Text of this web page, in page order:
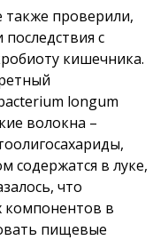
также проверили,
с
кишечника.
longum
волокна –
содержатся в луке,
что
компонентов в
пищевые